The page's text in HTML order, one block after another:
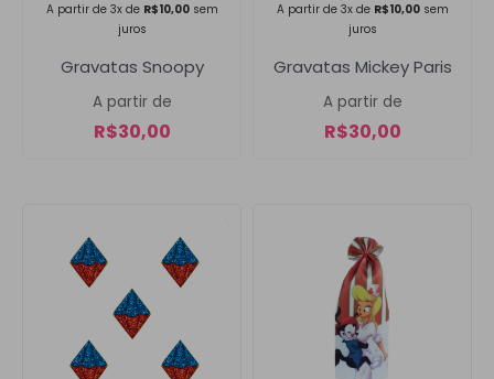
A partir de 3x de R$10,00 sem
juros
Gravatas Snoopy
A partir de
R$30,00
A partir de 3x de R$10,00 sem
juros
Gravatas Mickey Paris
A partir de
R$30,00